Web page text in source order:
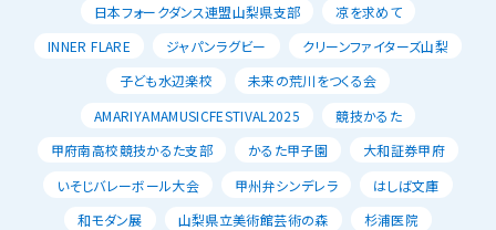
日本フォークダンス連盟山梨県支部
凉を求めて
INNER FLARE
ジャパンラグビー
クリーンファイターズ山梨
子ども水辺楽校
未来の荒川をつくる会
AMARIYAMAMUSICFESTIVAL2025
競技かるた
甲府南高校競技かるた支部
かるた甲子園
大和証券甲府
いそじバレーボール大会
甲州弁シンデレラ
はしば文庫
和モダン展
山梨県立美術館芸術の森
杉浦医院